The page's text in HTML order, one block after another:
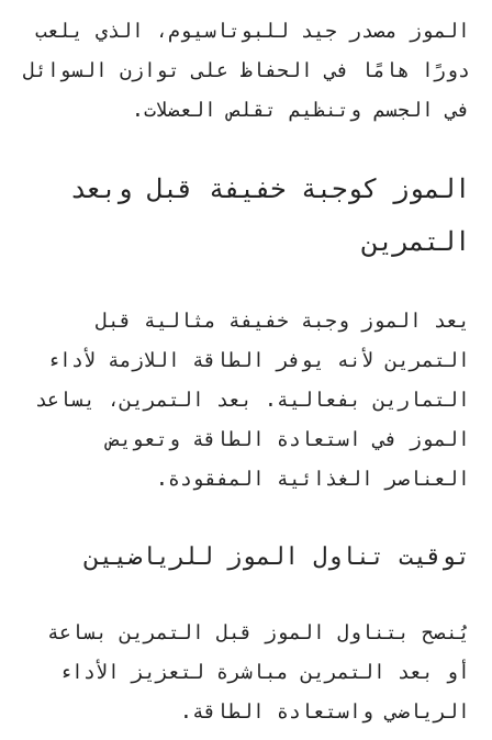
الموز مصدر جيد للبوتاسيوم ، الذي يلعب
دورًا هامًا في الحفاظ على توازن السوائل
في الجسم وتنظيم تقلص العضلات.
الموز كوجبة خفيفة قبل وبعد
التمرين
يعد الموز وجبة خفيفة مثالية قبل
التمرين لأنه يوفر الطاقة اللازمة لأداء
التمارين بفعالية. بعد التمرين، يساعد
الموز في استعادة الطاقة وتعويض
العناصر الغذائية المفقودة.
توقيت تناول الموز للرياضيين
يُنصح بتناول الموز قبل التمرين بساعة
أو بعد التمرين مباشرة لتعزيز الأداء
الرياضي واستعادة الطاقة.